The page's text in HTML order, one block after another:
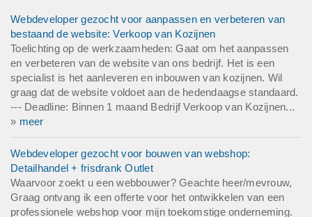
Webdeveloper gezocht voor aanpassen en verbeteren van
bestaand de website: Verkoop van Kozijnen
Toelichting op de werkzaamheden: Gaat om het aanpassen
en verbeteren van de website van ons bedrijf. Het is een
specialist is het aanleveren en inbouwen van kozijnen. Wil
graag dat de website voldoet aan de hedendaagse standaard.
--- Deadline: Binnen 1 maand Bedrijf Verkoop van Kozijnen...
» meer
Webdeveloper gezocht voor bouwen van webshop:
Detailhandel + frisdrank Outlet
Waarvoor zoekt u een webbouwer? Geachte heer/mevrouw,
Graag ontvang ik een offerte voor het ontwikkelen van een
professionele webshop voor mijn toekomstige onderneming.